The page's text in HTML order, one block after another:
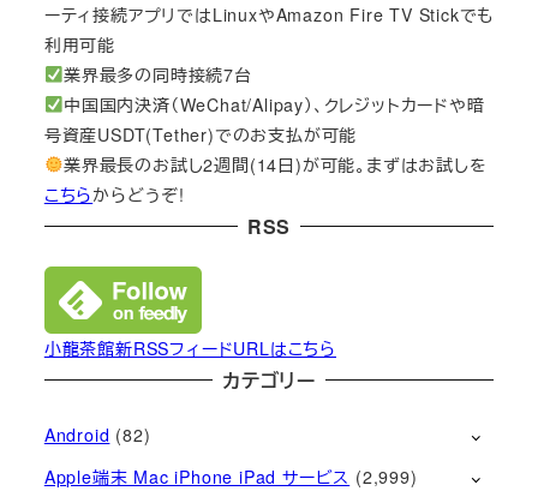
ーティ接続アプリではLinuxやAmazon Fire TV Stickでも
利用可能
業界最多の同時接続7台
中国国内決済（WeChat/Alipay）、クレジットカードや暗
号資産USDT(Tether)でのお支払が可能
業界最長のお試し2週間(14日)が可能。まずはお試しを
こちらからどうぞ!
RSS
小龍茶館新RSSフィードURLはこちら
カテゴリー
Android (82)
Apple端末 Mac iPhone iPad サービス (2,999)